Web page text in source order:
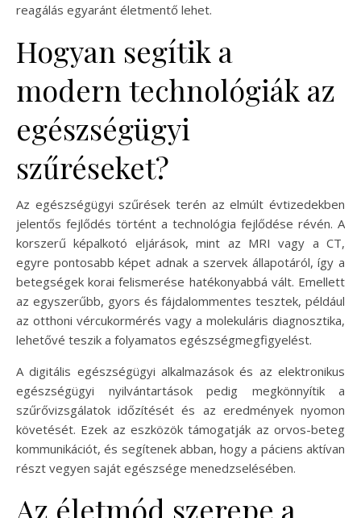
reagálás egyaránt életmentő lehet.
Hogyan segítik a
modern technológiák az
egészségügyi
szűréseket?
Az egészségügyi szűrések terén az elmúlt évtizedekben
jelentős fejlődés történt a technológia fejlődése révén. A
korszerű képalkotó eljárások, mint az MRI vagy a CT,
egyre pontosabb képet adnak a szervek állapotáról, így a
betegségek korai felismerése hatékonyabbá vált. Emellett
az egyszerűbb, gyors és fájdalommentes tesztek, például
az otthoni vércukormérés vagy a molekuláris diagnosztika,
lehetővé teszik a folyamatos egészségmegfigyelést.
A digitális egészségügyi alkalmazások és az elektronikus
egészségügyi nyilvántartások pedig megkönnyítik a
szűrővizsgálatok időzítését és az eredmények nyomon
követését. Ezek az eszközök támogatják az orvos-beteg
kommunikációt, és segítenek abban, hogy a páciens aktívan
részt vegyen saját egészsége menedzselésében.
Az életmód szerepe a